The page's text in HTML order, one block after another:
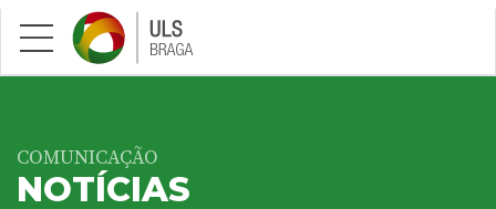
Saltar para conteúdo principal
COMUNICAÇÃO
NOTÍCIAS